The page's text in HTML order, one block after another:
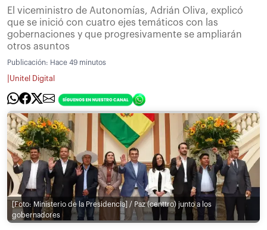
El viceministro de Autonomías, Adrián Oliva, explicó
que se inició con cuatro ejes temáticos con las
gobernaciones y que progresivamente se ampliarán
otros asuntos
Publicación: Hace 49 minutos
Unitel Digital
[Foto: Ministerio de la Presidencia] / Paz (centtro) junto a los
gobernadores